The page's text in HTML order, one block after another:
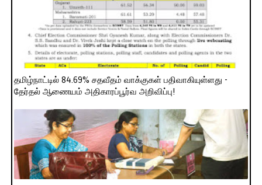
தமிழ்நாட்டில் 84.69% சதவீதம் வாக்குகள் பதிவாகியுள்ளது -
தேர்தல் ஆணையம் அதிகாரப்பூர்வ அறிவிப்பு!